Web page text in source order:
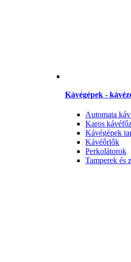
Kávégépek -
Automata
Karos
Kávégépek
Kávéőrlők
Perkolátorok
Tamperek és